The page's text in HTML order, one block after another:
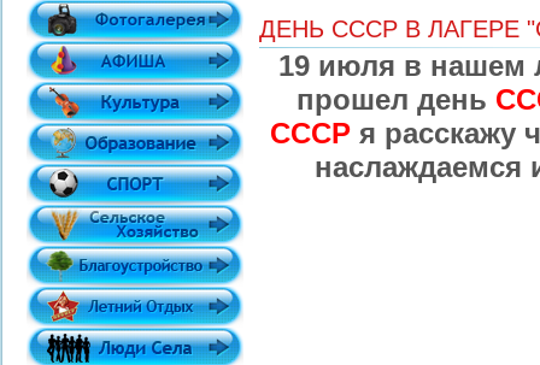
ДЕНЬ СССР В ЛАГЕРЕ
19 июля в нашем
прошел день
СССР я расскажу